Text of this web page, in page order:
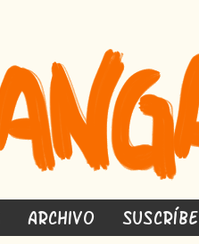
Archivo